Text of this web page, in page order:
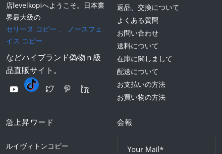
店levelkopiへようこそ。日本業
界最大級の
セリーヌ コピー 、
ノースフェ
イス コピー
などハイブランド偽物ｎ級
品直販サイト。
返品、交換について
よくある質問
お問い合わせ
送料について
在庫に関しまして
配送について
お支払いの方法
お買い物の方法
急上昇ワード
ルイヴィトンコピー
会報